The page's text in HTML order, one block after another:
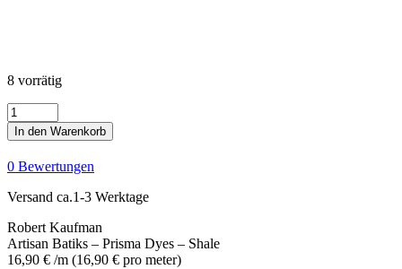
8 vorrätig
Artisan
Batiks
-
Prisma
Dyes
-
Shale
Menge
In den Warenkorb
0 Bewertungen
Versand ca.1-3 Werktage
Robert Kaufman
Artisan Batiks – Prisma Dyes – Shale
16,90 € /m (16,90 € pro meter)